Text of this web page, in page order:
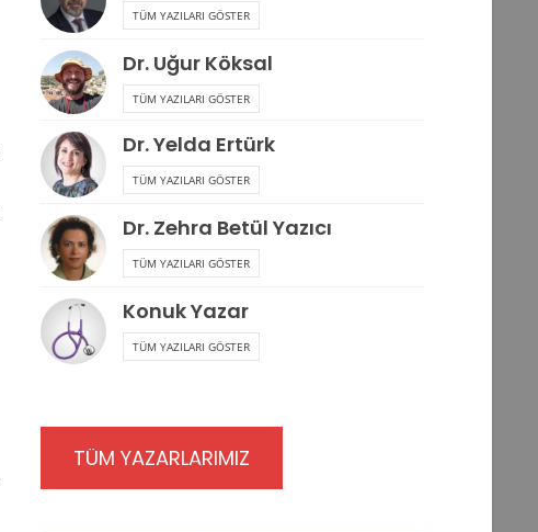
TÜM YAZILARI GÖSTER
Dr. Uğur Köksal
TÜM YAZILARI GÖSTER
Dr. Yelda Ertürk
TÜM YAZILARI GÖSTER
Dr. Zehra Betül Yazıcı
TÜM YAZILARI GÖSTER
Konuk Yazar
TÜM YAZILARI GÖSTER
TÜM YAZARLARIMIZ